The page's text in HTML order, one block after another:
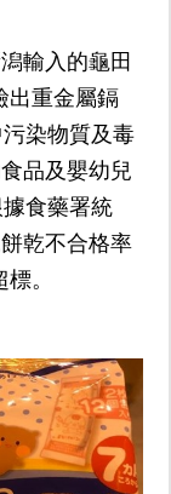
輸入的龜田
出重金屬鎘
染物質及毒
品及嬰幼兒
食藥署統
乾不合格率
。